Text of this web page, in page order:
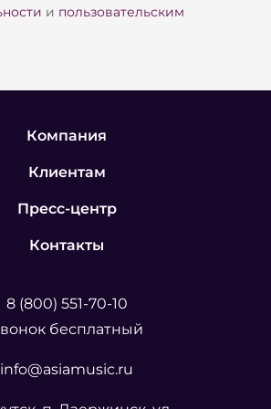
данных.
загружать шоу-файлы,
HOG4, ровно как и загружать
на них в любой пульт
платформу
и пользовательским
Компания
Клиентам
Пресс-центр
Контакты
8 (800) 551-70-10
бесплатный
info@asiamusic.ru